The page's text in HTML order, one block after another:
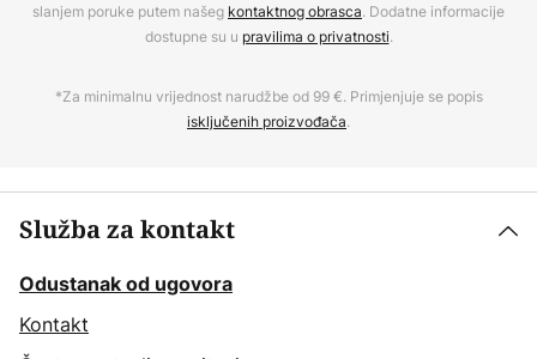
slanjem poruke putem našeg kontaktnog obrasca. Dodatne informacije
dostupne su u pravilima o privatnosti.
*Za minimalnu vrijednost narudžbe od 99 €. Primjenjuje se popis
isključenih proizvođača.
Služba za kontakt
Odustanak od ugovora
Kontakt